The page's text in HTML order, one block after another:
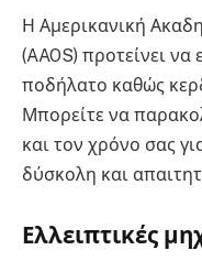
Η Αμερικανική
(AAOS) προτείνει να
ποδήλατο καθώς
Μπορείτε να
και τον χρόνο σας
δύσκολη και
Ελλειπτικές